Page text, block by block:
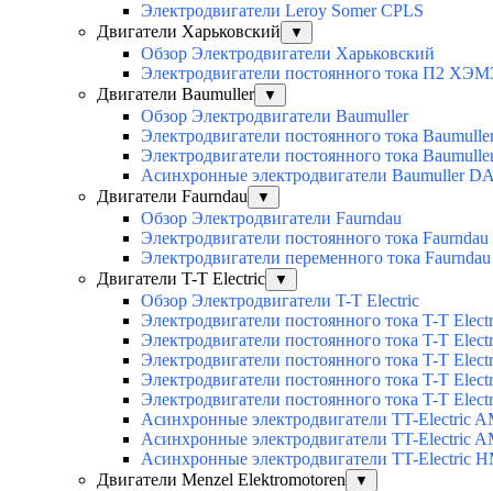
Электродвигатели Leroy Somer CPLS
Двигатели Харьковский
▼
Обзор Электродвигатели Харьковский
Электродвигатели постоянного тока П2
Двигатели Baumuller
▼
Обзор Электродвигатели Baumuller
Электродвигатели постоянного тока
Электродвигатели постоянного тока
Асинхронные электродвигатели Baumuller
Двигатели Faurndau
▼
Обзор Электродвигатели Faurndau
Электродвигатели постоянного тока Faurndau
Электродвигатели переменного тока
Двигатели T-T Electric
▼
Обзор Электродвигатели T-T Electric
Электродвигатели постоянного тока T-T
Электродвигатели постоянного тока T-T
Электродвигатели постоянного тока T-T
Электродвигатели постоянного тока T-T
Электродвигатели постоянного тока T-T
Асинхронные электродвигатели TT-Electric
Асинхронные электродвигатели TT-Electric
Асинхронные электродвигатели TT-Electric
Двигатели Menzel Elektromotoren
▼